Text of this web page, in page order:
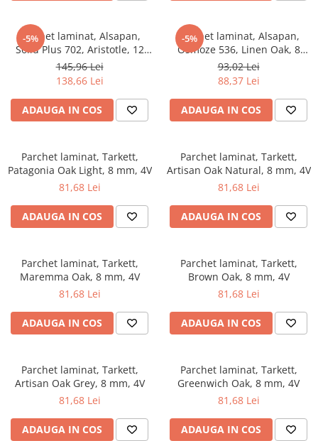
Timeless 12mm
Woodstock 8mm
Woodstock PRO 8mm
Woodstock XL 10mm
Woodstock XL 8mm
ADO Floor - SPC
Finfloor 12mm
Finfloor XL 10mm
Supreme 8mm
Kronotex - Laminat
Advanced 8 mm
Amazone 10 mm
Evolution 12 mm
Exquisit 8 mm
Mammut 12 mm
-5%
Parchet laminat, Alsapan,
Solid Plus 702, Aristotle, 12
mm 33/AC6 4V 5G
145,96 Lei
138,66 Lei
ADAUGA IN COS
-5%
Parchet laminat, Alsapan,
Osmoze 536, Linen Oak, 8
mm, 4V, 5G
93,02 Lei
88,37 Lei
ADAUGA IN COS
Parchet laminat, Tarkett,
Patagonia Oak Light, 8 mm, 4V
81,68 Lei
ADAUGA IN COS
Parchet laminat, Tarkett,
Artisan Oak Natural, 8 mm, 4V
81,68 Lei
ADAUGA IN COS
Parchet laminat, Tarkett,
Maremma Oak, 8 mm, 4V
81,68 Lei
ADAUGA IN COS
Parchet laminat, Tarkett,
Brown Oak, 8 mm, 4V
81,68 Lei
ADAUGA IN COS
Parchet laminat, Tarkett,
Artisan Oak Grey, 8 mm, 4V
81,68 Lei
ADAUGA IN COS
Parchet laminat, Tarkett,
Greenwich Oak, 8 mm, 4V
81,68 Lei
ADAUGA IN COS